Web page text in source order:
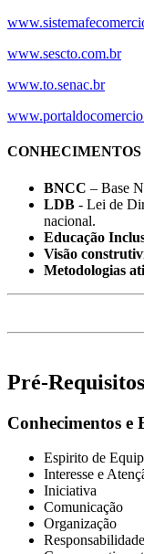
www.sescto.com.br
www.to.senac.br
BNCC – Base
LDB - Lei de
nacional.
Educação
Visão
Metodologias
Pré-Requisitos
Conhecimentos e
Espirito de
Interesse e
Iniciativa
Comunicação
Organização
Responsabilidade